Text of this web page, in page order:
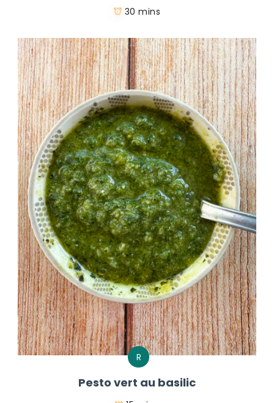
30 mins
R
Pesto vert au basilic